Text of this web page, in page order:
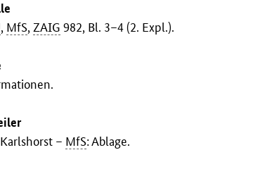
, MfS,ZAIG 982, Bl. 3–4 (2. Expl.).
Karlshorst – MfS: Ablage.